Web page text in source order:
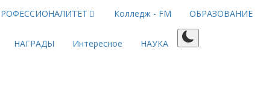
Колледж - FM ОБРАЗОВАНИЕ
НАГРАДЫ Интересное НАУКА